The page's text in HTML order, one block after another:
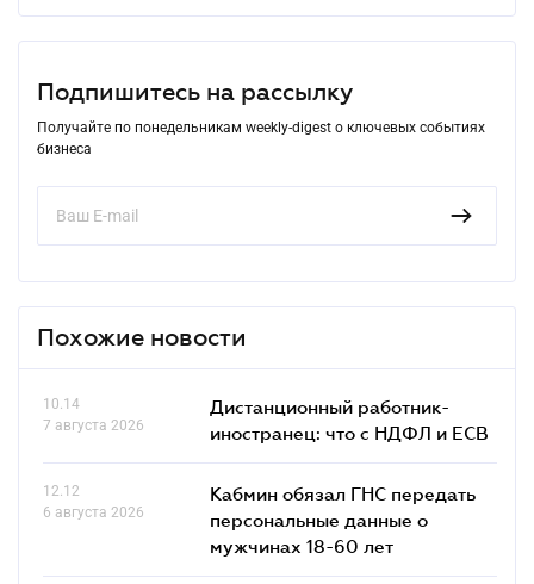
Подпишитесь на рассылку
Получайте по понедельникам weekly-digest о ключевых событиях
бизнеса
Похожие новости
10.14
7 августа 2026
Дистанционный работник-
иностранец: что с НДФЛ и ЕСВ
12.12
6 августа 2026
Кабмин обязал ГНС передать
персональные данные о
мужчинах 18-60 лет